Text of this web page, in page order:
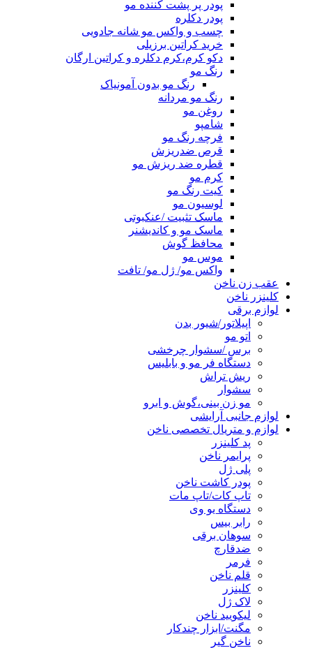
پودر پر پشت کننده مو
پودر دکلره
چسب و واکس مو شانه جادویی
خرید کراتین برزیلی
دکو کرم،کرم دکلره و کراتین ارگان
رنگ مو
رنگ مو بدون آمونیاک
رنگ مو مردانه
روغن مو
شامپو
فرچه رنگ مو
قرص ضدریزش
قطره ضد ریزش مو
کرم مو
کیت رنگ مو
لوسیون مو
ماسک تثبیت /عنکبوتی
ماسک مو و کاندیشنر
محافظ گوش
موس مو
واکس مو/ ژل مو/ تافت
عقب زن ناخن
کلینزر ناخن
لوازم برقی
اپیلاتور/شیور بدن
اتو مو
برس /سشوار چرخشی
دستگاه فر مو و بابلیس
ریش تراش
سشوار
مو زن بینی،گوش و ابرو
لوازم جانبی آرایشی
لوازم و متریال تخصصی ناخن
پد کلینزر
پرایمر ناخن
پلی ژل
پودر کاشت ناخن
تاپ کات/تاپ مات
دستگاه یو وی
رابر بیس
سوهان برقی
ضدقارچ
فرمر
قلم ناخن
کلینزر
لاک ژل
لیکوييد ناخن
مگنت/ابزار چندکار
ناخن گیر